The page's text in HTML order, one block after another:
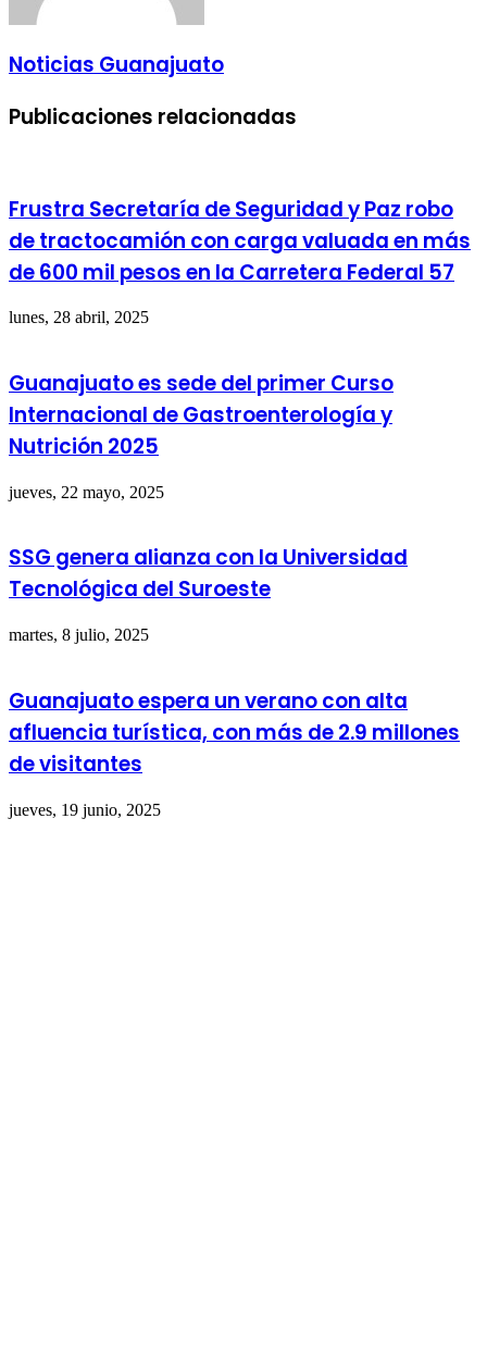
Noticias Guanajuato
Publicaciones relacionadas
Frustra Secretaría de Seguridad y Paz robo
de tractocamión con carga valuada en más
de 600 mil pesos en la Carretera Federal 57
lunes, 28 abril, 2025
Guanajuato es sede del primer Curso
Internacional de Gastroenterología y
Nutrición 2025
jueves, 22 mayo, 2025
SSG genera alianza con la Universidad
Tecnológica del Suroeste
martes, 8 julio, 2025
Guanajuato espera un verano con alta
afluencia turística, con más de 2.9 millones
de visitantes
jueves, 19 junio, 2025